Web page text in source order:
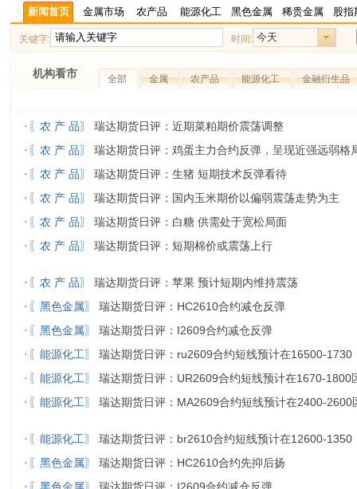
新闻首页 金属市场 农产品 能源化工 黑色金属 稀贵金属 股指
关键字: 时间: 今天
机构看市 全部 金属 农产品 能源化工 金融衍生品
· 〖农 产 品〗 瑞达期货日评：近期菜粕期价震荡调整
· 〖农 产 品〗 瑞达期货日评：鸡蛋主力合约反弹，呈现近强远弱格
· 〖农 产 品〗 瑞达期货日评：生猪 短期技术反弹看待
· 〖农 产 品〗 瑞达期货日评：国内玉米期价以偏弱震荡走势为主
· 〖农 产 品〗 瑞达期货日评：白糖 供需处于宽松局面
· 〖农 产 品〗 瑞达期货日评：短期棉价或震荡上行
· 〖农 产 品〗 瑞达期货日评：苹果 预计短期内维持震荡
· 〖黑色金属〗 瑞达期货日评：HC2610合约减仓反弹
· 〖黑色金属〗 瑞达期货日评：I2609合约减仓反弹
· 〖能源化工〗 瑞达期货日评：ru2609合约短线预计在16500-1730
· 〖能源化工〗 瑞达期货日评：UR2609合约短线预计在1670-1800
· 〖能源化工〗 瑞达期货日评：MA2609合约短线预计在2400-2600
· 〖能源化工〗 瑞达期货日评：br2610合约短线预计在12600-1350
· 〖黑色金属〗 瑞达期货日评：HC2610合约先抑后扬